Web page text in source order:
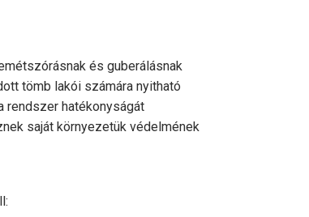
és guberálásnak
tömb lakói számára nyitható
rendszer hatékonyságát
saját környezetük védelmének